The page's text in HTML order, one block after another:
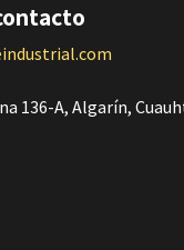
136-A, Algarín,